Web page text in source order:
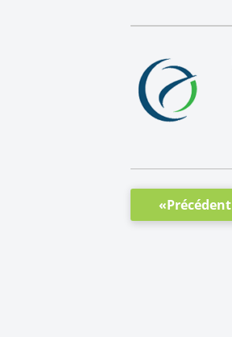
«Précédent